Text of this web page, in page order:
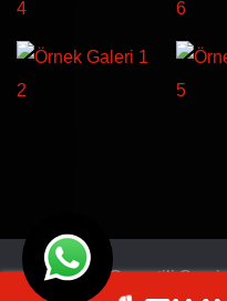
© Türkiye Garantili